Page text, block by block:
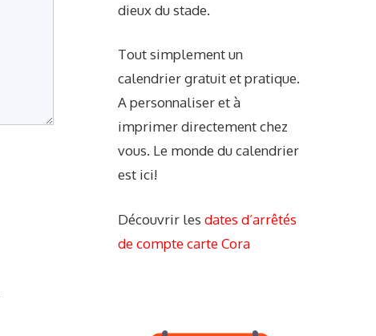
dieux du stade.
Tout simplement un
calendrier gratuit et pratique.
A personnaliser et à
imprimer directement chez
vous. Le monde du calendrier
est ici!
Découvrir les dates d’arrêtés
de compte carte Cora